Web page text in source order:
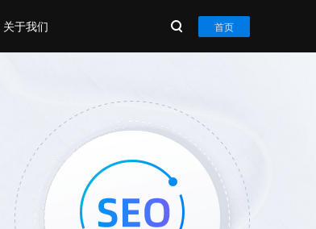
关于我们 首页